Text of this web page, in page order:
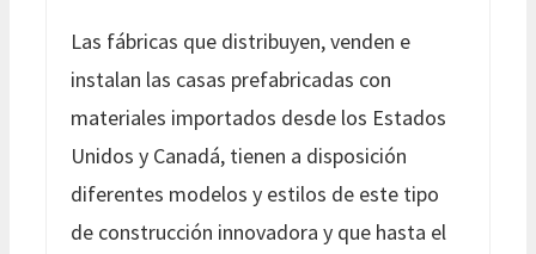
Las fábricas que distribuyen, venden e
instalan las casas prefabricadas con
materiales importados desde los Estados
Unidos y Canadá, tienen a disposición
diferentes modelos y estilos de este tipo
de construcción innovadora y que hasta el